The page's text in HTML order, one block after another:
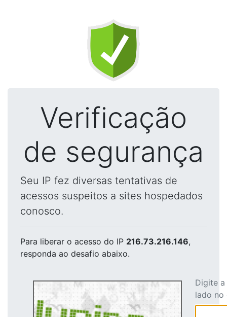
Verificação
de segurança
Seu IP fez diversas tentativas de
acessos suspeitos a sites hospedados
conosco.
Para liberar o acesso do IP 216.73.216.146,
responda ao desafio abaixo.
Digite
lado no